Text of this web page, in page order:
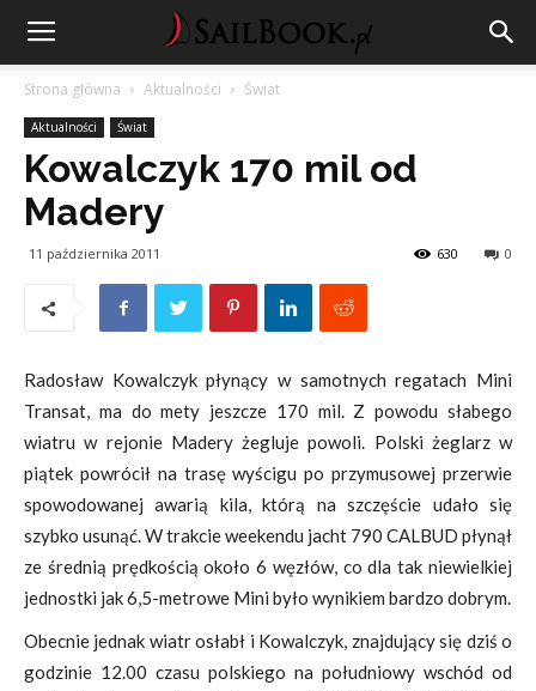
Strona główna Aktualności Świat
Aktualności Świat
Kowalczyk 170 mil od
Madery
11 października 2011 0
630
Radosław Kowalczyk płynący w samotnych regatach Mini
Transat, ma do mety jeszcze 170 mil. Z powodu słabego
wiatru w rejonie Madery żegluje powoli. Polski żeglarz w
piątek powrócił na trasę wyścigu po przymusowej przerwie
spowodowanej awarią kila, którą na szczęście udało się
szybko usunąć. W trakcie weekendu jacht 790 CALBUD płynął
ze średnią prędkością około 6 węzłów, co dla tak niewielkiej
jednostki jak 6,5-metrowe Mini było wynikiem bardzo dobrym.
Obecnie jednak wiatr osłabł i Kowalczyk, znajdujący się dziś o
godzinie 12.00 czasu polskiego na południowy wschód od